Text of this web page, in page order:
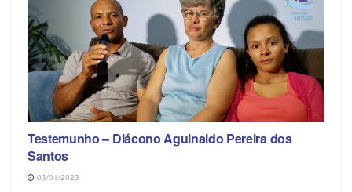
Testemunho – Diácono Aguinaldo Pereira dos
Santos
03/01/2023